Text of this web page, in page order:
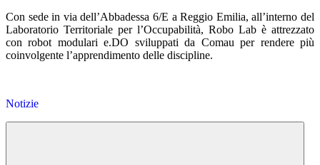
Con sede in via dell’Abbadessa 6/E a Reggio Emilia, all’interno del
Laboratorio Territoriale per l’Occupabilità, Robo Lab è attrezzato
con robot modulari e.DO sviluppati da Comau per rendere più
coinvolgente l’apprendimento delle discipline.
Notizie